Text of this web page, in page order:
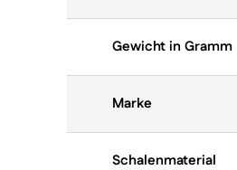
Gewicht in Gramm
Marke
Schalenmaterial